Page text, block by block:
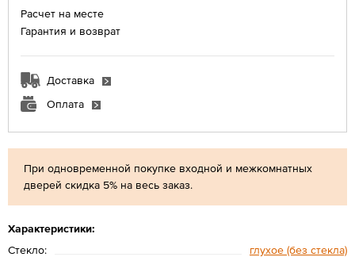
При одновременной покупке входной и межкомнатных
дверей скидка 5% на весь заказ.
Характеристики:
Стекло:
глухое (без стекла)
Расчет на месте
Гарантия и возврат
Доставка
Оплата